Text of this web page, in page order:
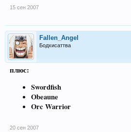
15 сен 2007
Fallen_Angel
Бодхисаттва
плюс:
Swordfish
Obeaune
Orc Warrior
20 сен 2007